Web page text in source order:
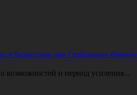
в Казахстане при Глобальных
возможностей и период усиления...